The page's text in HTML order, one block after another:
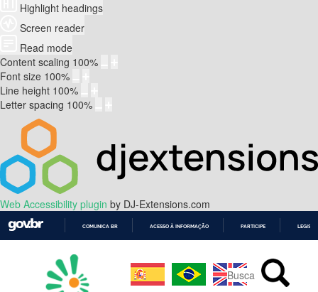
Highlight headings
Screen reader
Read mode
Content scaling 100%
Font size 100%
Line height 100%
Letter spacing 100%
Web Accessibility plugin by DJ-Extensions.com
CONTEÚDO
COMUNICA BR ACESSO À INFORMAÇÃO PARTICIPE